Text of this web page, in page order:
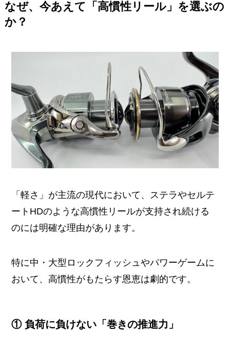
なぜ、今あえて「高慣性リール」を選ぶの
か？
「軽さ」が主流の現代において、ステラやセルテ
ートHDのような高慣性リールが支持され続ける
のには明確な理由があります。
特に中・大型ロックフィッシュやパワーゲームに
おいて、高慣性がもたらす恩恵は劇的です。
① 負荷に負けない「巻きの推進力」